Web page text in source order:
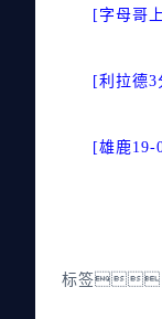
[字母哥
[利拉德
[雄鹿
标签